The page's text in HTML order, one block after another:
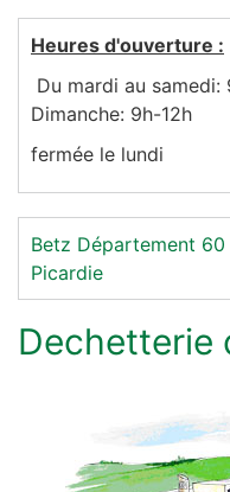
Heures d'ouverture :
Du mardi au samedi:
Dimanche: 9h-12h
fermée le lundi
Betz Département 60
Picardie
Dechetterie